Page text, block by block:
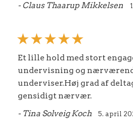
- Claus Thaarup Mikkelsen
Et lille hold med stort
undervisning og
underviser.Høj grad af
gensidigt nærvær.
- Tina Solveig Koch
5. april